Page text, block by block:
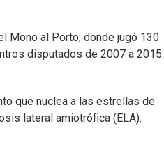
Mono al Porto, donde jugó 130
disputados de 2007 a 2015.
que nuclea a las estrellas de
lateral amiotrófica (ELA).